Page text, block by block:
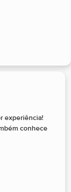
experiência!
conhece